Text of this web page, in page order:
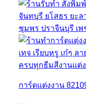
การ์ดแต่งงาน